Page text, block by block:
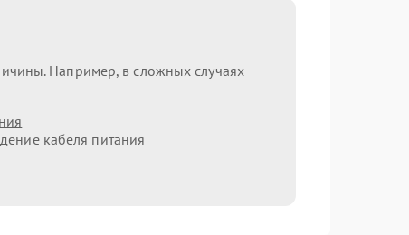
Например, в сложных случаях
кабеля питания